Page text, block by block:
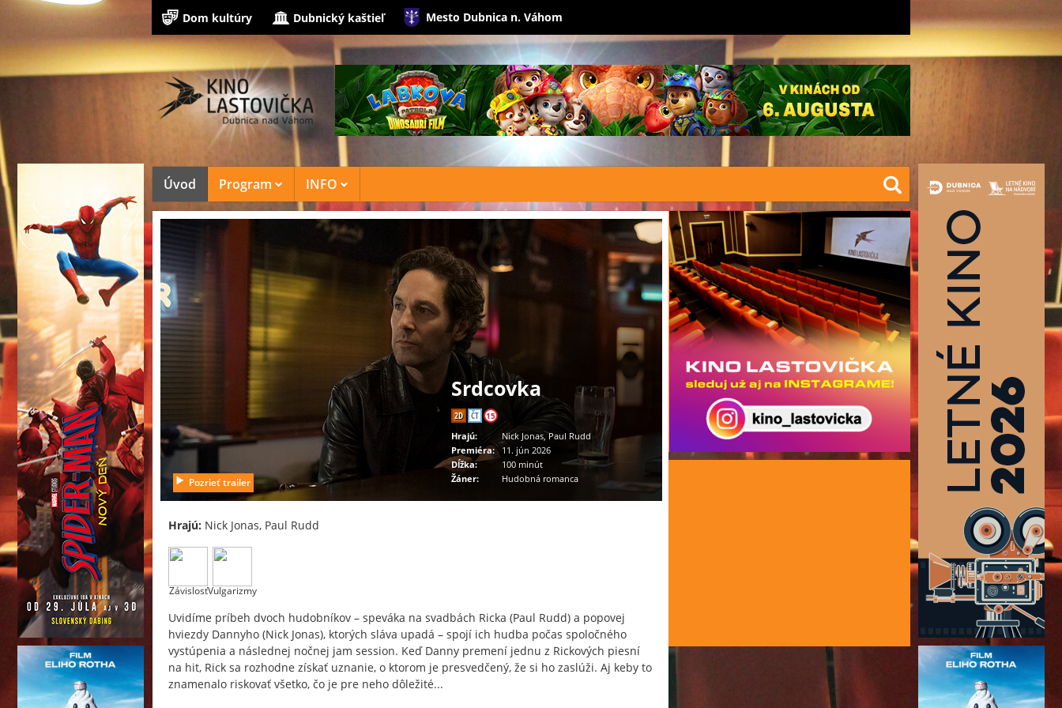
Dom kultúry Dubnický kaštieľ Mesto Dubnica n. Váhom
kino@dubnica.eu 042/445 57 64 (správa kina)
Úvod Program INFO
Pozrieť trailer
Srdcovka
2D ČT 15
Hrajú:
Nick Jonas, Paul Rudd
Premiéra:
11. jún 2026
Dĺžka:
100 minút
Žáner:
Hudobná romanca
Hrajú: Nick Jonas, Paul Rudd
ZávislosťVulgarizmy
Uvidíme príbeh dvoch hudobníkov – speváka na svadbách Ricka (Paul Rudd) a popovej
hviezdy Dannyho (Nick Jonas), ktorých sláva upadá – spojí ich hudba počas spoločného
vystúpenia a následnej nočnej jam session. Keď Danny premení jednu z Rickových piesní
na hit, Rick sa rozhodne získať uznanie, o ktorom je presvedčený, že si ho zaslúži. Aj keby to
znamenalo riskovať všetko, čo je pre neho dôležité...